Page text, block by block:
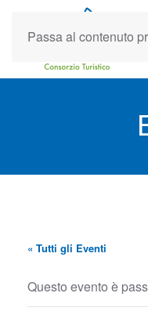
Passa al contenuto
« Tutti gli Eventi
Questo evento è